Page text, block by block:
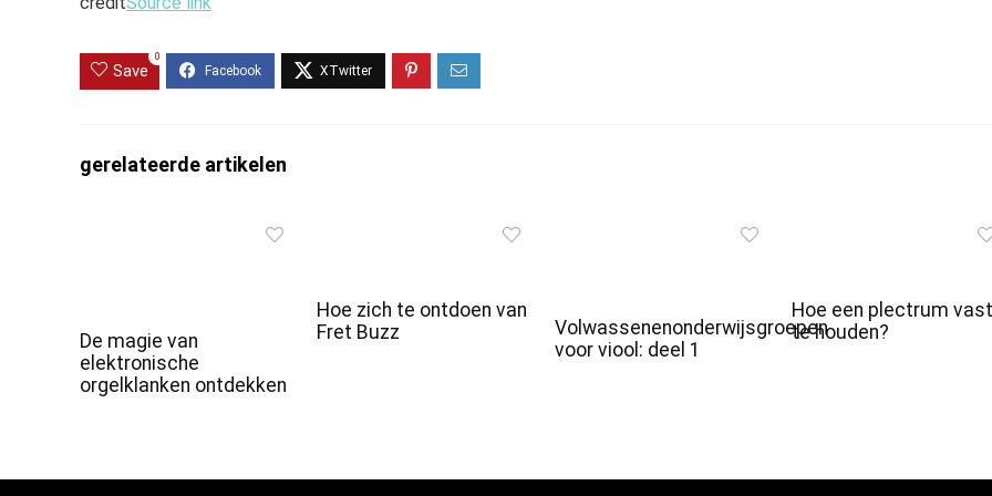
Save
0
gerelateerde artikelen
De magie van
elektronische
orgelklanken ontdekken
Hoe zich te ontdoen van
Fret Buzz
Volwassenenonderwijsgroepen
voor viool: deel 1
Hoe een plectrum vast
te houden?